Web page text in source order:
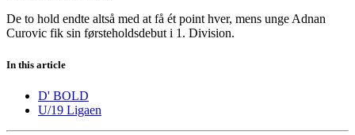
De to hold endte altså med at få ét point hver, mens unge Adnan
Curovic fik sin førsteholdsdebut i 1. Division.
In this article
D' BOLD
U/19 Ligaen